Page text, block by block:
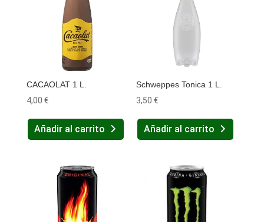
CACAOLAT 1 L.
4,00 €
Añadir al carrito
Schweppes Tonica 1 L.
3,50€
Añadir al carrito